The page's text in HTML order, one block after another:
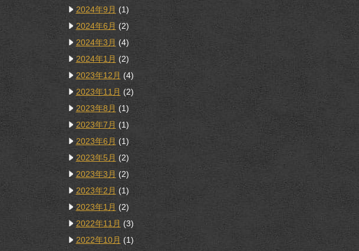
2024年9月 (1)
2024年6月 (2)
2024年3月 (4)
2024年1月 (2)
2023年12月 (4)
2023年11月 (2)
2023年8月 (1)
2023年7月 (1)
2023年6月 (1)
2023年5月 (2)
2023年3月 (2)
2023年2月 (1)
2023年1月 (2)
2022年11月 (3)
2022年10月(1)